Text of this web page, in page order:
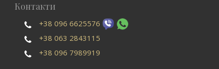
Контакти
+38 096 6625576
+38 063 2843115
+38 096 7989919